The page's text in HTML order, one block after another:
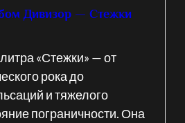
Дивизор — Стежки
«Стежки» — от
рока до
и тяжелого
пограничности. Она